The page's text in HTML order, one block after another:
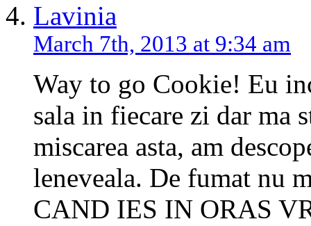
Lavinia
March 7th, 2013 at 9:34 am
Way to go Cookie! Eu
sala in fiecare zi dar ma
miscarea asta, am
leneveala. De fumat nu
CAND IES IN ORAS